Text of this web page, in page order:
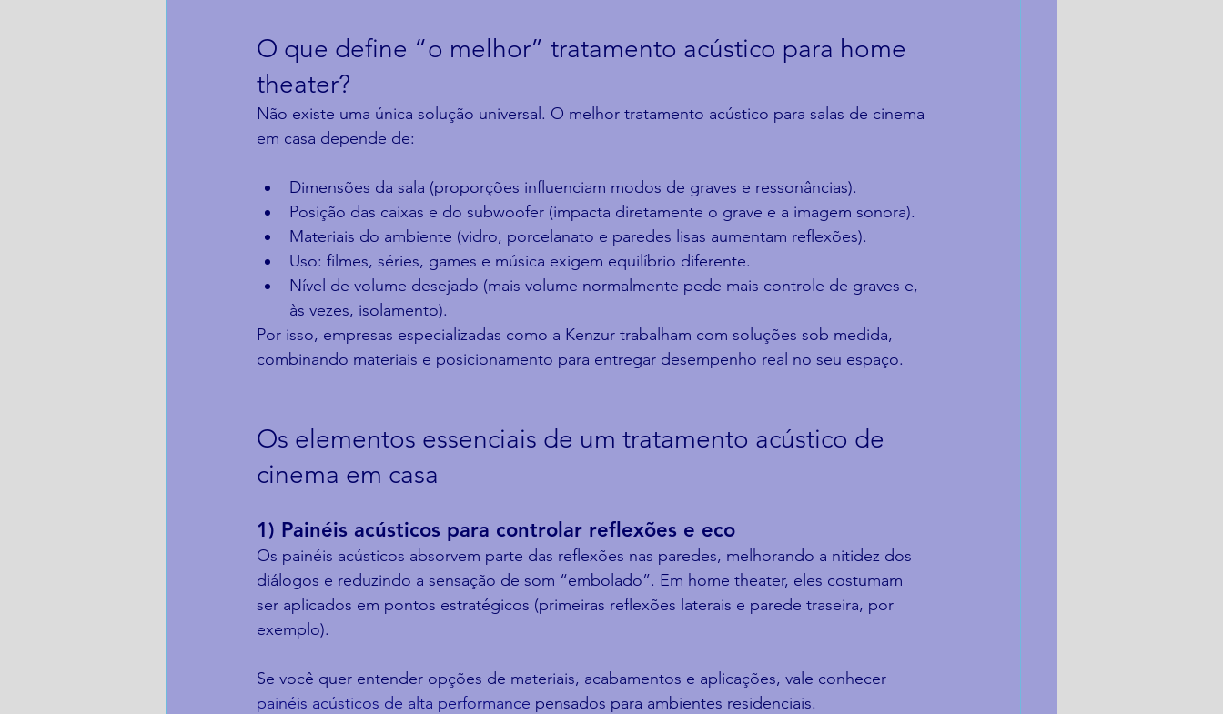
O que define “o melhor” tratamento acústico para home
theater?
Não existe uma única solução universal. O melhor tratamento acústico para salas de cinema
em casa depende de:
Dimensões da sala (proporções influenciam modos de graves e ressonâncias).
Posição das caixas e do subwoofer (impacta diretamente o grave e a imagem sonora).
Materiais do ambiente (vidro, porcelanato e paredes lisas aumentam reflexões).
Uso: filmes, séries, games e música exigem equilíbrio diferente.
Nível de volume desejado (mais volume normalmente pede mais controle de graves e,
às vezes, isolamento).
Por isso, empresas especializadas como a Kenzur trabalham com soluções sob medida,
combinando materiais e posicionamento para entregar desempenho real no seu espaço.
Os elementos essenciais de um tratamento acústico de
cinema em casa
1) Painéis acústicos para controlar reflexões e eco
Os painéis acústicos absorvem parte das reflexões nas paredes, melhorando a nitidez dos
diálogos e reduzindo a sensação de som “embolado”. Em home theater, eles costumam
ser aplicados em pontos estratégicos (primeiras reflexões laterais e parede traseira, por
exemplo).
Se você quer entender opções de materiais, acabamentos e aplicações, vale conhecer
painéis acústicos de alta performance pensados para ambientes residenciais.